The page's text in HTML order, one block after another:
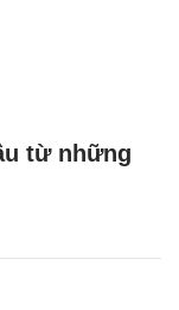
từ những